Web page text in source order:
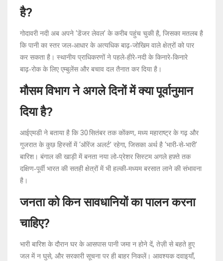
है?
गोदावरी नदी अब अपने ‘डेंजर लेवल’ के करीब पहुंच चुकी है, जिसका मतलब है
कि पानी का स्तर जल‑आधार के अत्यधिक बाढ़‑जोखिम वाले क्षेत्रों को पार
कर सकता है। स्थानीय प्राधिकरणों ने पहले‑हीरे‑नदी के किनारे‑किनारे
बाढ़‑रोक के लिए एम्बुलेंस और बचाव दल तैनात कर दिया है।
मौसम विभाग ने अगले दिनों में क्या पूर्वानुमान
दिया है?
आईएमडी ने बताया है कि 30 सितंबर तक कोंकण, मध्य महाराष्ट्र के गढ़ और
गुजरात के कुछ हिस्सों में ‘ऑरेंज अलर्ट’ रहेगा, जिसका अर्थ है ‘भारी‑से‑भारी’
बारिश। बंगाल की खाड़ी में बनता नया लो‑प्रेशर सिस्टम अगले हफ़्ते तक
दक्षिण‑पूर्वी भारत की सतही क्षेत्रों में भी हल्की‑मध्यम बरसात लाने की संभावना
है।
जनता को किन सावधानियों का पालन करना
चाहिए?
भारी बारिश के दौरान घर के आसपास पानी जमा न होने दें, तेज़ी से बहते हुए
जल में न घुसे, और सरकारी सूचना पर ही बाहर निकलें। आवश्यक दवाइयाँ,